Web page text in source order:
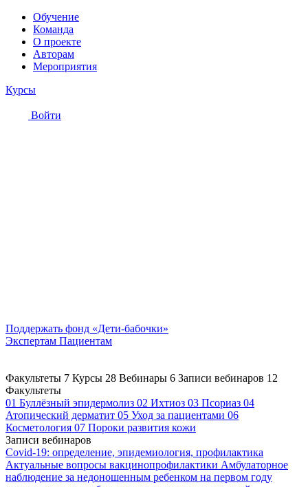
Обучение
Команда
О проекте
Авторам
Мероприятия
Курсы
Войти
Поддержать фонд «Дети-бабочки»
Экспертам Пациентам
Факультеты 7 Курсы 28 Вебинары 6 Записи вебинаров 12
Факультеты
01 Буллёзный эпидермолиз 02 Ихтиоз 03 Псориаз 04
Атопический дерматит 05 Уход за пациентами 06
Косметология 07 Пороки развития кожи
Записи вебинаров
Covid-19: определение, эпидемиология, профилактика
Актуальные вопросы вакцинопрофилактики Амбулаторное
наблюдение за недоношенным ребенком на первом году